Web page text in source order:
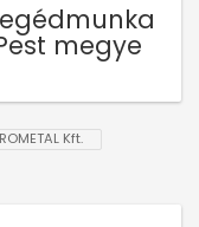
megye
Kft.